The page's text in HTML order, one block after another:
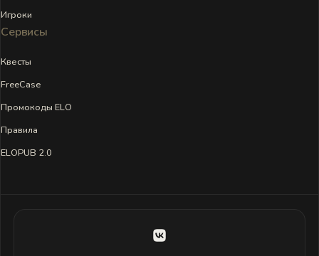
Игроки
Сервисы
Квесты
FreeCase
Промокоды ELO
Правила
ELOPUB 2.0